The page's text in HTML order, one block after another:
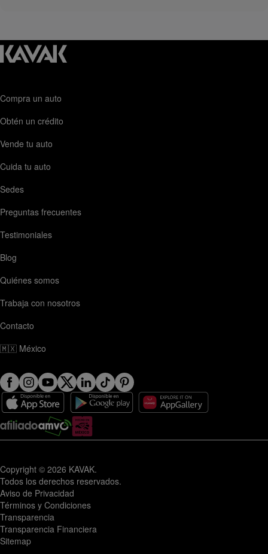
perspectiva orientada al comprador: práctica,
comparativa y enfocada en decidir mejor.
Compra un auto
Obtén un crédito
Vende tu auto
Cuida tu auto
Sedes
Preguntas frecuentes
Testimoniales
Blog
Quiénes somos
Trabaja con nosotros
Contacto
🇲🇽 México
Copyright © 2026 KAVAK.
Todos los derechos reservados.
Aviso de Privacidad
Términos y Condiciones
Transparencia
Transparencia Financiera
Sitemap